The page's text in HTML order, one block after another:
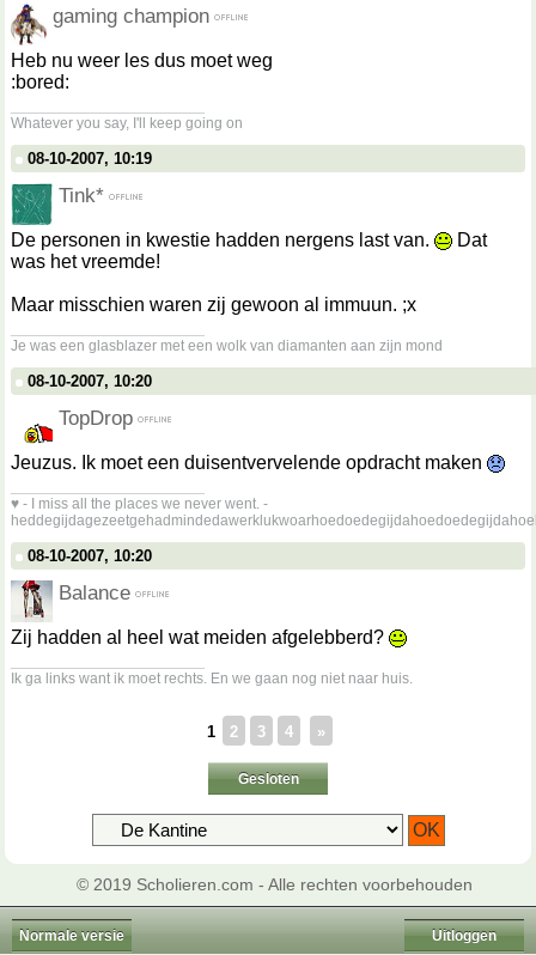
gaming champion
Heb nu weer les dus moet weg
:bored:
Whatever you say, I'll keep going on
08-10-2007, 10:19
Tink*
De personen in kwestie hadden nergens last van.
Dat
was het vreemde!
Maar misschien waren zij gewoon al immuun. ;x
Je was een glasblazer met een wolk van diamanten aan zijn mond
08-10-2007, 10:20
TopDrop
Jeuzus. Ik moet een duisentvervelende opdracht maken
♥ - I miss all the places we never went. -
08-10-2007, 10:20
Balance
Zij hadden al heel wat meiden afgelebberd?
Ik ga links want ik moet rechts. En we gaan nog niet naar huis.
1 2 3 4 »
Gesloten
© 2019 Scholieren.com - Alle rechten voorbehouden
Normale versie Uitloggen